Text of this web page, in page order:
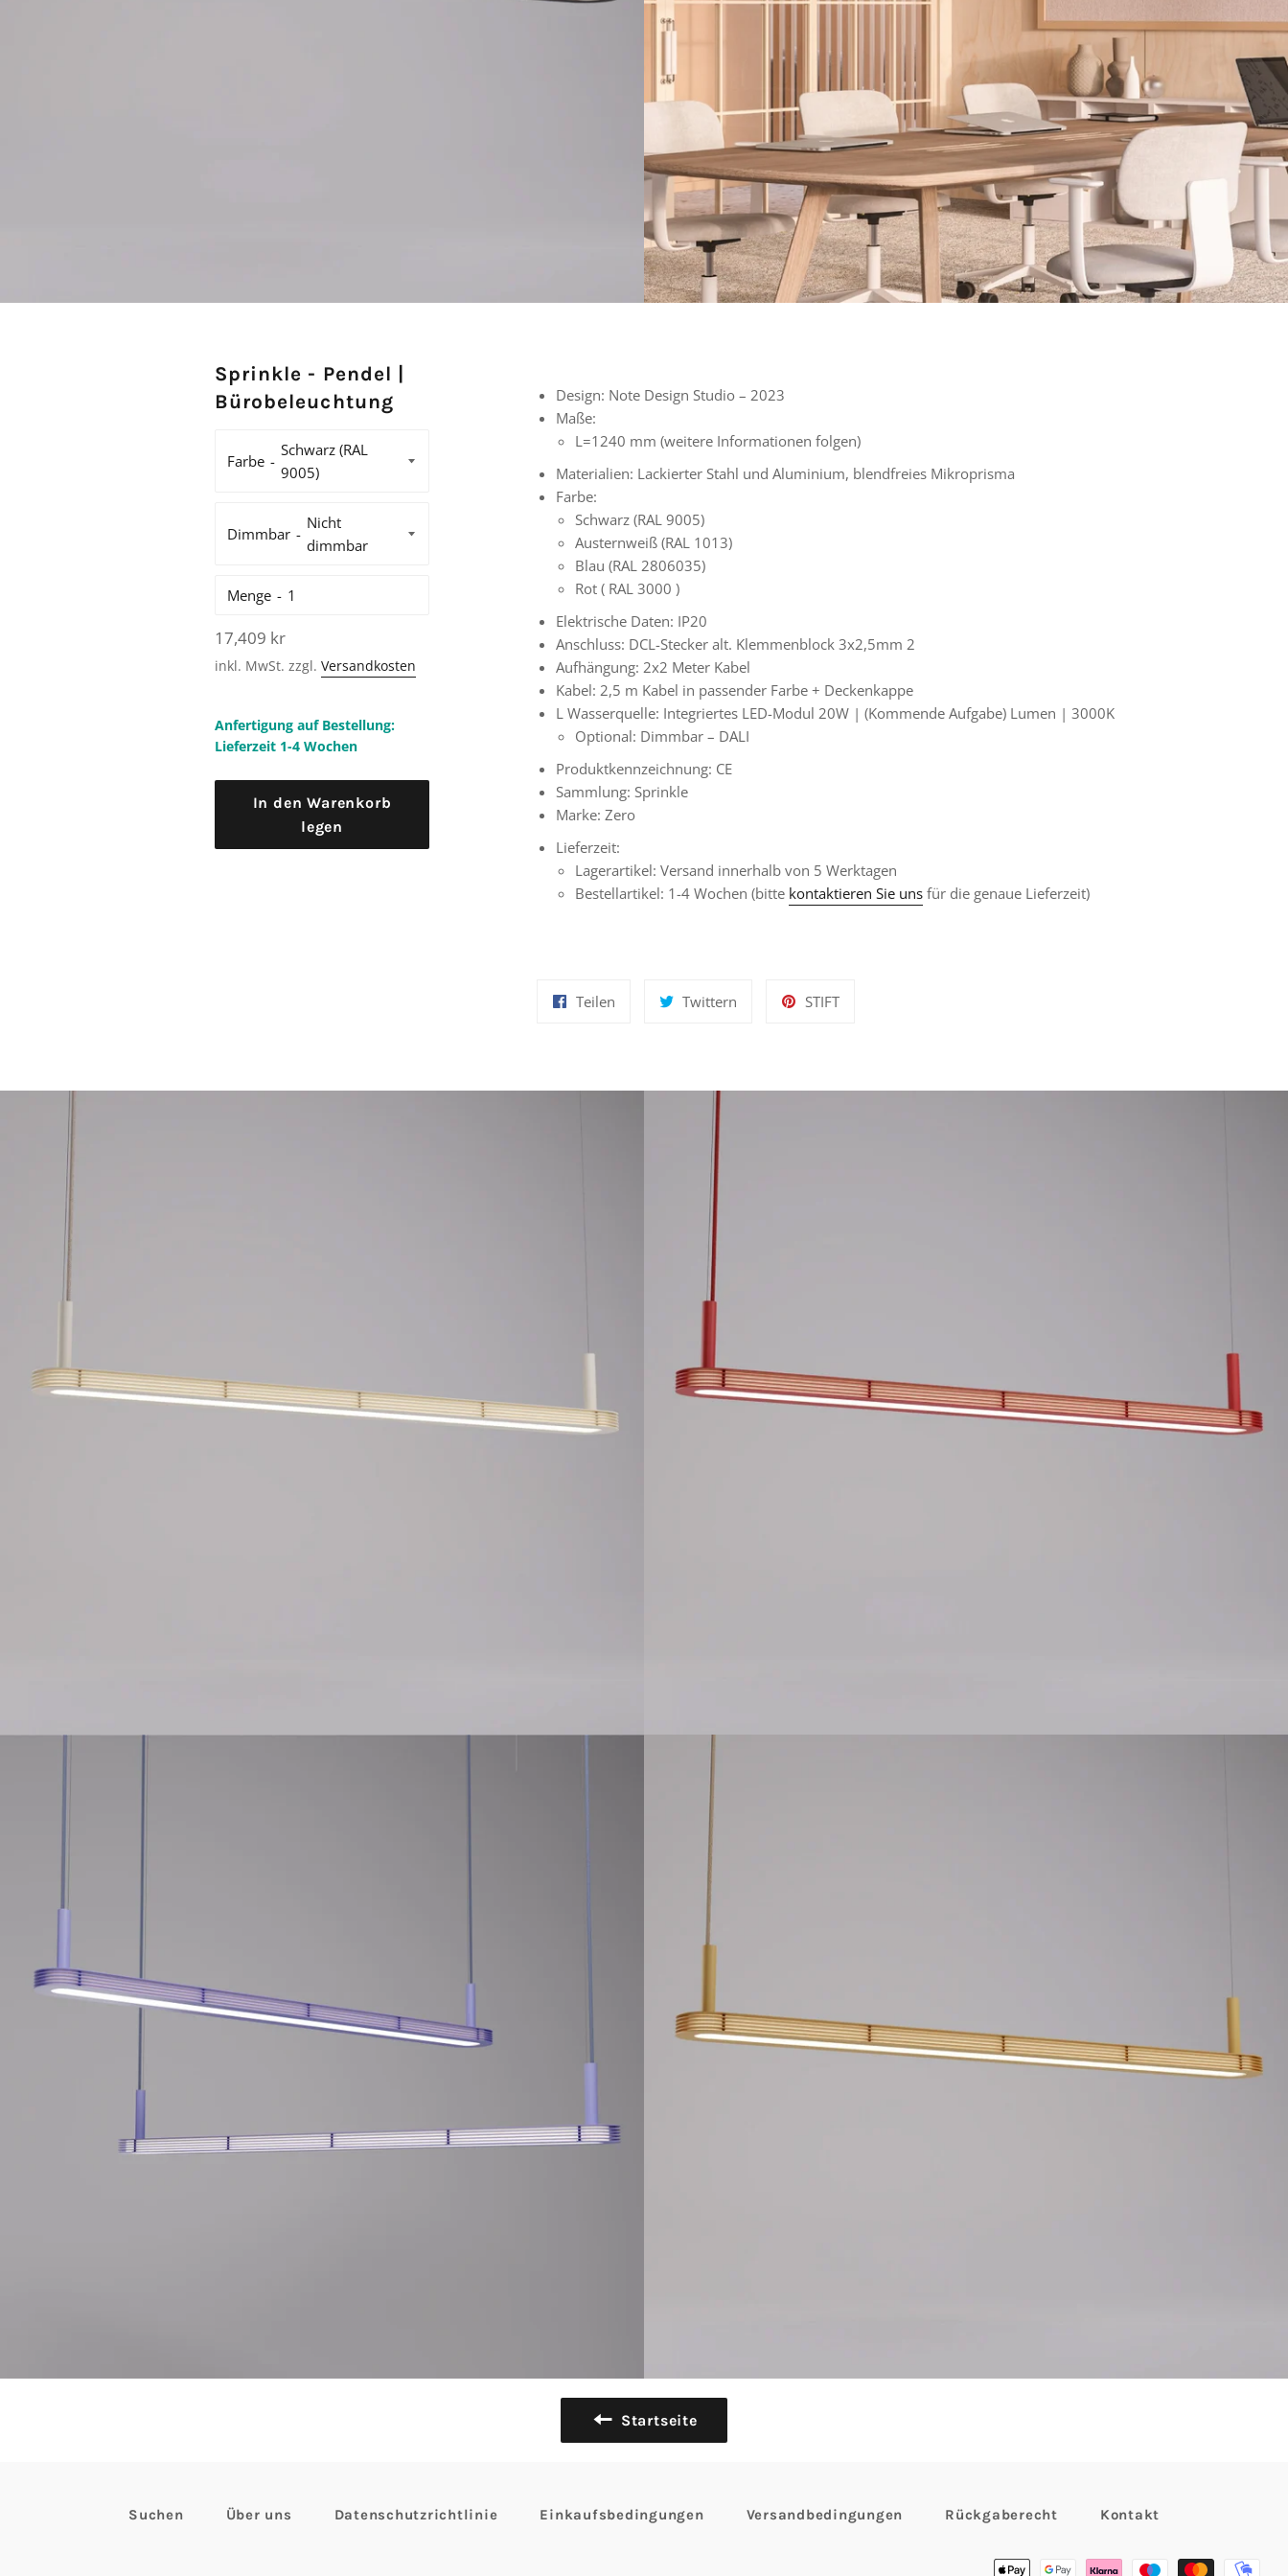
Sprinkle - Pendel |
Bürobeleuchtung
Farbe
Dimmbar
Menge
Normaler
Preis
17,409 kr
inkl. MwSt. zzgl. Versandkosten
Anfertigung auf Bestellung:
Lieferzeit 1-4 Wochen
In den Warenkorb
legen
Design: Note Design Studio – 2023
Maße:
L=1240 mm (weitere Informationen folgen)
Materialien: Lackierter Stahl und Aluminium, blendfreies Mikroprisma
Farbe:
Schwarz (RAL 9005)
Austernweiß (RAL 1013)
Blau (RAL 2806035)
Rot ( RAL 3000 )
Elektrische Daten: IP20
Anschluss: DCL-Stecker alt. Klemmenblock 3x2,5mm 2
Aufhängung: 2x2 Meter Kabel
Kabel: 2,5 m Kabel in passender Farbe + Deckenkappe
L Wasserquelle: Integriertes LED-Modul 20W | (Kommende Aufgabe) Lumen | 3000K
Optional: Dimmbar – DALI
Produktkennzeichnung: CE
Sammlung: Sprinkle
Marke: Zero
Lieferzeit:
Lagerartikel: Versand innerhalb von 5 Werktagen
Bestellartikel: 1-4 Wochen (bitte kontaktieren Sie uns für die genaue Lieferzeit)
Teilen Twittern STIFTAuf
Startseite
Suchen Über uns Datenschutzrichtlinie Einkaufsbedingungen Versandbedingungen Rückgaberecht Kontakt
Zahlungsmethoden